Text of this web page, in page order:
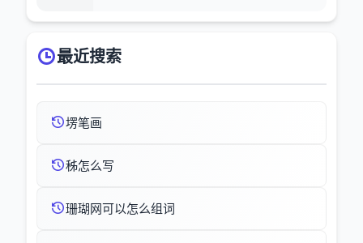
最近搜索
塄笔画
秭怎么写
珊瑚网可以怎么组词